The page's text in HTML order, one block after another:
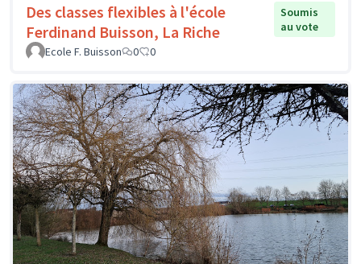
Des classes flexibles à l'école
Ferdinand Buisson, La Riche
Soumis
au vote
Ecole F. Buisson
0 0